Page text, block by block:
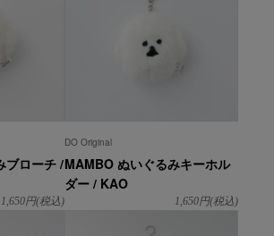
ブローチ /
1,650円(税込)
DO Original
MAMBO ぬいぐるみキーホル
ダー / KAO
1,650円(税込)